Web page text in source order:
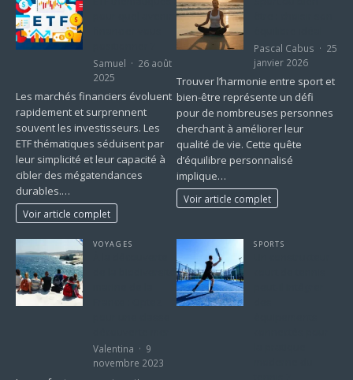
Samuel
26 août
2025
Les marchés financiers évoluent
rapidement et surprennent
souvent les investisseurs. Les
ETF thématiques séduisent par
leur simplicité et leur capacité à
cibler des mégatendances
durables.…
Voir article complet
Pascal Cabus
25
janvier 2026
Trouver l’harmonie entre sport et
bien-être représente un défi
pour de nombreuses personnes
cherchant à améliorer leur
qualité de vie. Cette quête
d’équilibre personnalisé
implique…
Voir article complet
VOYAGES
Valentina
9
novembre 2023
SPORTS